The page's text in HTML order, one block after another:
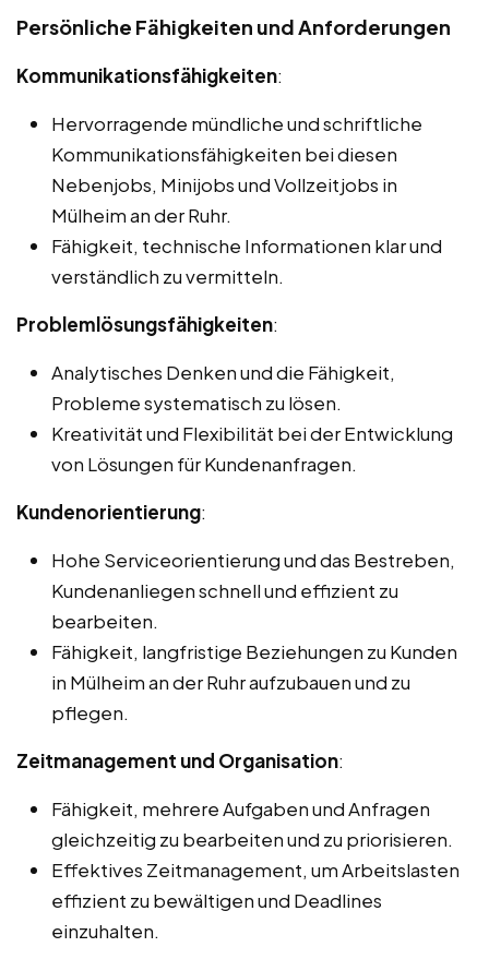
Persönliche Fähigkeiten und Anforderungen
Kommunikationsfähigkeiten:
Hervorragende mündliche und schriftliche
Kommunikationsfähigkeiten bei diesen
Nebenjobs, Minijobs und Vollzeitjobs in
Mülheim an der Ruhr.
Fähigkeit, technische Informationen klar und
verständlich zu vermitteln.
Problemlösungsfähigkeiten:
Analytisches Denken und die Fähigkeit,
Probleme systematisch zu lösen.
Kreativität und Flexibilität bei der Entwicklung
von Lösungen für Kundenanfragen.
Kundenorientierung:
Hohe Serviceorientierung und das Bestreben,
Kundenanliegen schnell und effizient zu
bearbeiten.
Fähigkeit, langfristige Beziehungen zu Kunden
in Mülheim an der Ruhr aufzubauen und zu
pflegen.
Zeitmanagement und Organisation:
Fähigkeit, mehrere Aufgaben und Anfragen
gleichzeitig zu bearbeiten und zu priorisieren.
Effektives Zeitmanagement, um Arbeitslasten
effizient zu bewältigen und Deadlines
einzuhalten.